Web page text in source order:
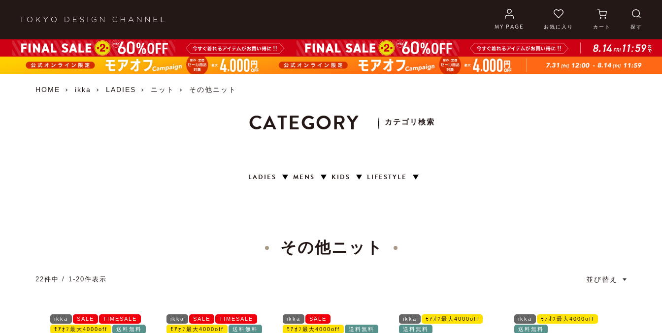
MY PAGE お気に入り カート 探す
HOME ikka LADIES ニット その他ニット
CATEGORY カテゴリ検索
LADIES MENS KIDS LIFESTYLE
その他ニット
並び替え
22件中 1-20件表示
ikka SALE
TIMESALE
ﾓｱｵﾌ最大4000off
送料無料
ikka SALE
TIMESALE
ﾓｱｵﾌ最大4000off
送料無料
ikka
SALE
ﾓｱｵﾌ最大4000off
送料無料
ikka
ﾓｱｵﾌ最大4000off
送料無料
ikka
ﾓｱｵﾌ最大4000off
送料無料